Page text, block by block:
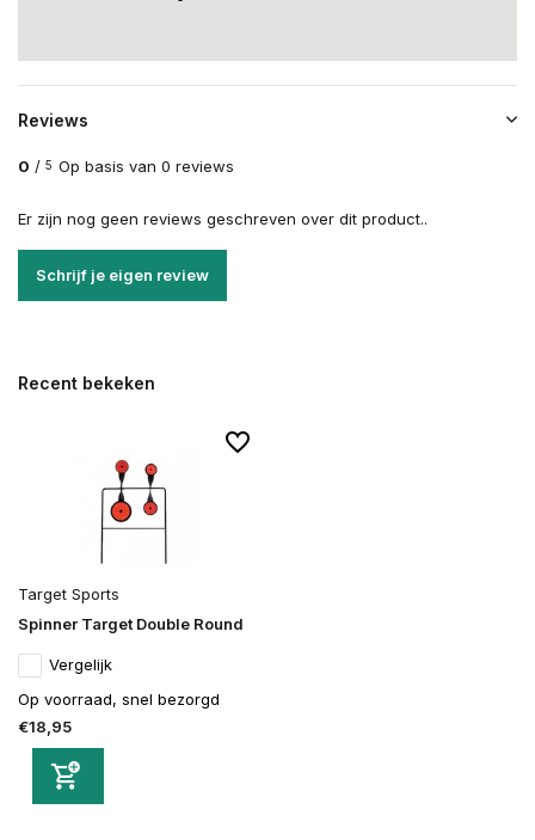
Reviews
0 / 5 Op basis van 0 reviews
Er zijn nog geen reviews geschreven over dit product..
Schrijf je eigen review
Recent bekeken
Target Sports
Spinner Target Double Round
Vergelijk
Op voorraad, snel bezorgd
€18,95